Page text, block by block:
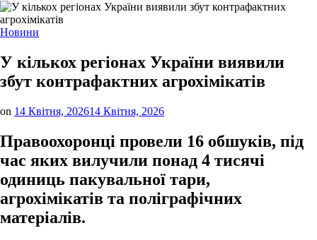
Опублікувати
Новини
У кількох регіонах України виявили
збут контрафактних агрохімікатів
on 14 Квітня, 202614 Квітня, 2026
Правоохоронці провели 16 обшуків, під
час яких вилучили понад 4 тисячі
одиниць пакувальної тари,
агрохімікатів та поліграфічних
матеріалів.